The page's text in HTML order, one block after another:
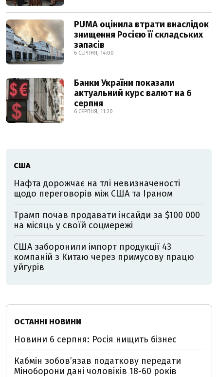
PUMA оцінила втрати внаслідок
знищення Росією її складських
запасів
6 СЕРПНЯ, 14:00
Банки України показали
актуальний курс валют на 6
серпня
6 СЕРПНЯ, 11:20
США
Нафта дорожчає на тлі невизначеності
щодо переговорів між США та Іраном
Трамп почав продавати інсайди за $100 000
на місяць у своїй соцмережі
США заборонили імпорт продукції 43
компаній з Китаю через примусову працю
уйгурів
ОСТАННІ НОВИНИ
Новини 6 серпня: Росія нищить бізнес
Кабмін зобовʼязав податкову передати
Міноборони дані чоловіків 18-60 років